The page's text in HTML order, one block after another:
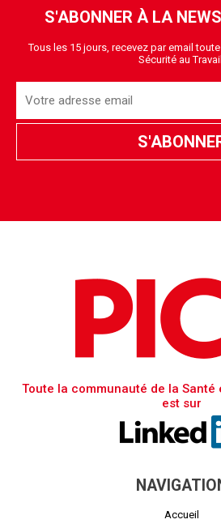
S'ABONNER À LA
Tous les 15 jours, recevez par email
Sécurité au
Toute la communauté de la Santé
est sur
Accueil